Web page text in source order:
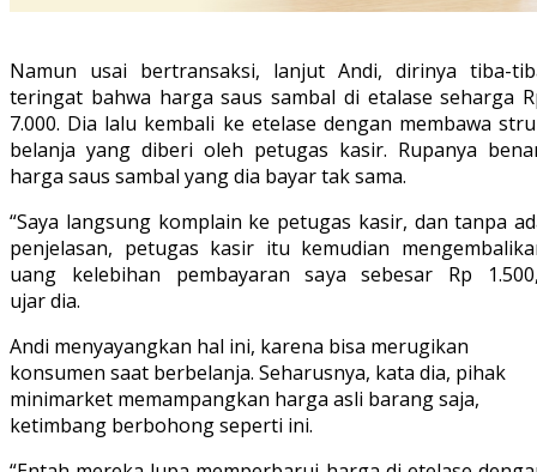
Namun usai bertransaksi, lanjut Andi, dirinya tiba-
teringat bahwa harga saus sambal di etalase seharga
7.000. Dia lalu kembali ke etelase dengan membawa
belanja yang diberi oleh petugas kasir. Rupanya
harga saus sambal yang dia bayar tak sama.
“Saya langsung komplain ke petugas kasir, dan tanpa
penjelasan, petugas kasir itu kemudian
uang kelebihan pembayaran saya sebesar Rp
ujar dia.
Andi menyayangkan hal ini, karena bisa merugikan
konsumen saat berbelanja. Seharusnya, kata dia, pihak
minimarket memampangkan harga asli barang saja,
ketimbang berbohong seperti ini.